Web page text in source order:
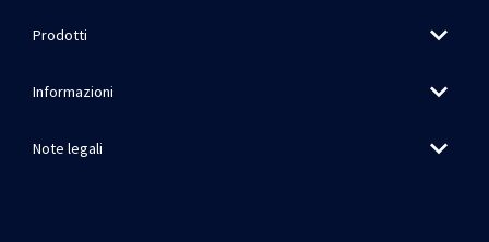
Prodotti
Informazioni
Note legali